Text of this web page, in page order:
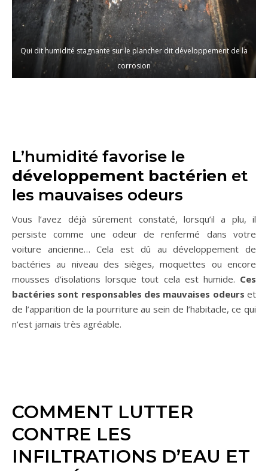
Qui dit humidité stagnante sur le plancher dit développement de la
corrosion
L’humidité favorise le
développement bactérien et
les mauvaises odeurs
Vous l’avez déjà sûrement constaté, lorsqu’il a plu, il
persiste comme une odeur de renfermé dans votre
voiture ancienne… Cela est dû au développement de
bactéries au niveau des sièges, moquettes ou encore
mousses d’isolations lorsque tout cela est humide. Ces
bactéries sont responsables des mauvaises odeurs et
de l’apparition de la pourriture au sein de l’habitacle, ce qui
n’est jamais très agréable.
COMMENT LUTTER
CONTRE LES
INFILTRATIONS D’EAU ET